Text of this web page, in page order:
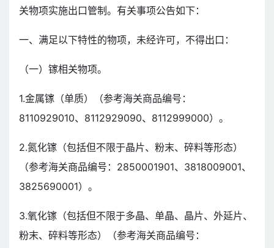
关物项实施出口管制。有关事项公告如下：
一、满足以下特性的物项，未经许可，不得出口：
（一）镓相关物项。
1.金属镓（单质）（参考海关商品编号：
8110929010、8112929090、8112999000）。
2.氮化镓（包括但不限于晶片、粉末、碎料等形态）
（参考海关商品编号：2850001901、3818009001、
3825690001）。
3.氧化镓（包括但不限于多晶、单晶、晶片、外延片、
粉末、碎料等形态）（参考海关商品编号：